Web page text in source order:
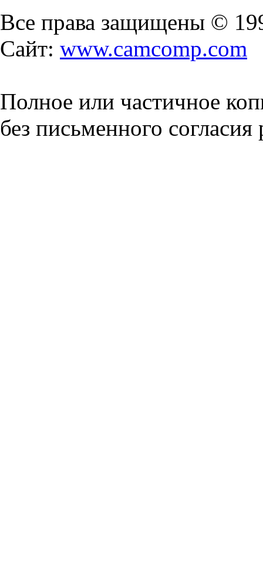
Все права защищены ©
Сайт: www.camcomp.com
Полное или частичное
без письменного